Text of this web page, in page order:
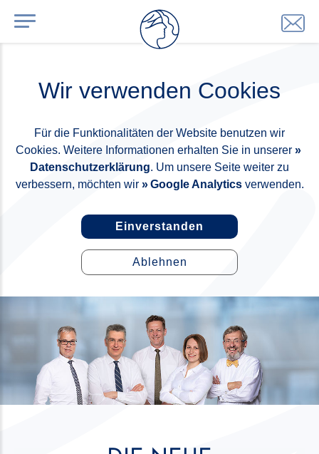
Wir verwenden Cookies
Für die Funktionalitäten der Website benutzen wir
Cookies. Weitere Informationen erhalten Sie in unserer
Datenschutzerklärung. Um unsere Seite weiter zu
verbessern, möchten wir
Google Analyticsverwenden.
Einverstanden
Ablehnen